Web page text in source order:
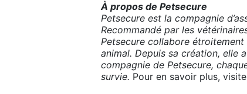
À propos de Petsecure
Petsecure est la compagnie
Recommandé par les
Petsecure collabore
animal. Depuis sa création, elle
compagnie de Petsecure,
survie. Pour en savoir plus,